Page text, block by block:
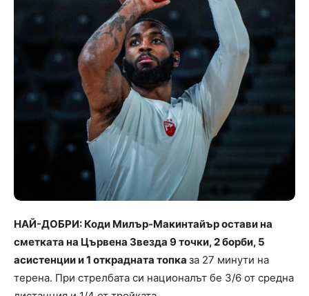
НАЙ-ДОБРИ: Коди Милър-Макинтайър остави на
сметката на Цървена Звезда 9 точки, 2 борби, 5
асистенции и 1 открадната топка за 27 минути на
терена. При стрелбата си националът бе 3/6 от средна